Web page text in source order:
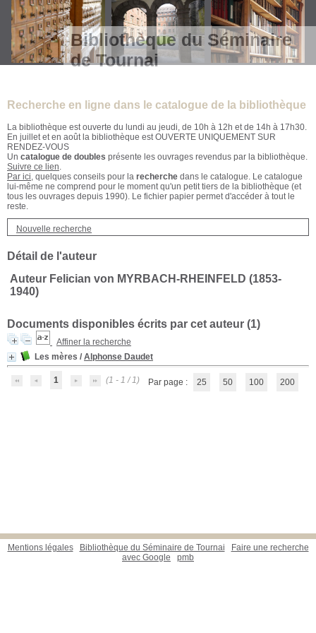
Bibliothèque du Séminaire
de Tournai
Recherche en ligne dans le catalogue de la bibliothèque
La bibliothèque est ouverte du lundi au jeudi, de 10h à 12h et de 14h à 17h30.
En juillet et en août la bibliothèque est OUVERTE UNIQUEMENT SUR
RENDEZ-VOUS
Un catalogue de doubles présente les ouvrages revendus par la bibliothèque.
Suivre ce lien.
Par ici, quelques conseils pour la recherche dans le catalogue. Le catalogue
lui-même ne comprend pour le moment qu'un petit tiers de la bibliothèque (et
tous les ouvrages depuis 1990). Le fichier papier permet d'accéder à tout le
reste.
Nouvelle recherche
Détail de l'auteur
Auteur Felician von MYRBACH-RHEINFELD (1853-
1940)
Documents disponibles écrits par cet auteur (1)
Affiner la recherche
Les mères / Alphonse Daudet
1 (1 - 1 / 1) Par page : 25 50 100 200
Mentions légales Bibliothèque du Séminaire de Tournai
Faire une recherche
avec Google
pmb